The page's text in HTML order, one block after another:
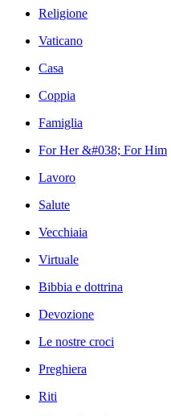
Religione
Vaticano
Casa
Coppia
Famiglia
For Her &#038; For Him
Lavoro
Salute
Vecchiaia
Virtuale
Bibbia e dottrina
Devozione
Le nostre croci
Preghiera
Riti